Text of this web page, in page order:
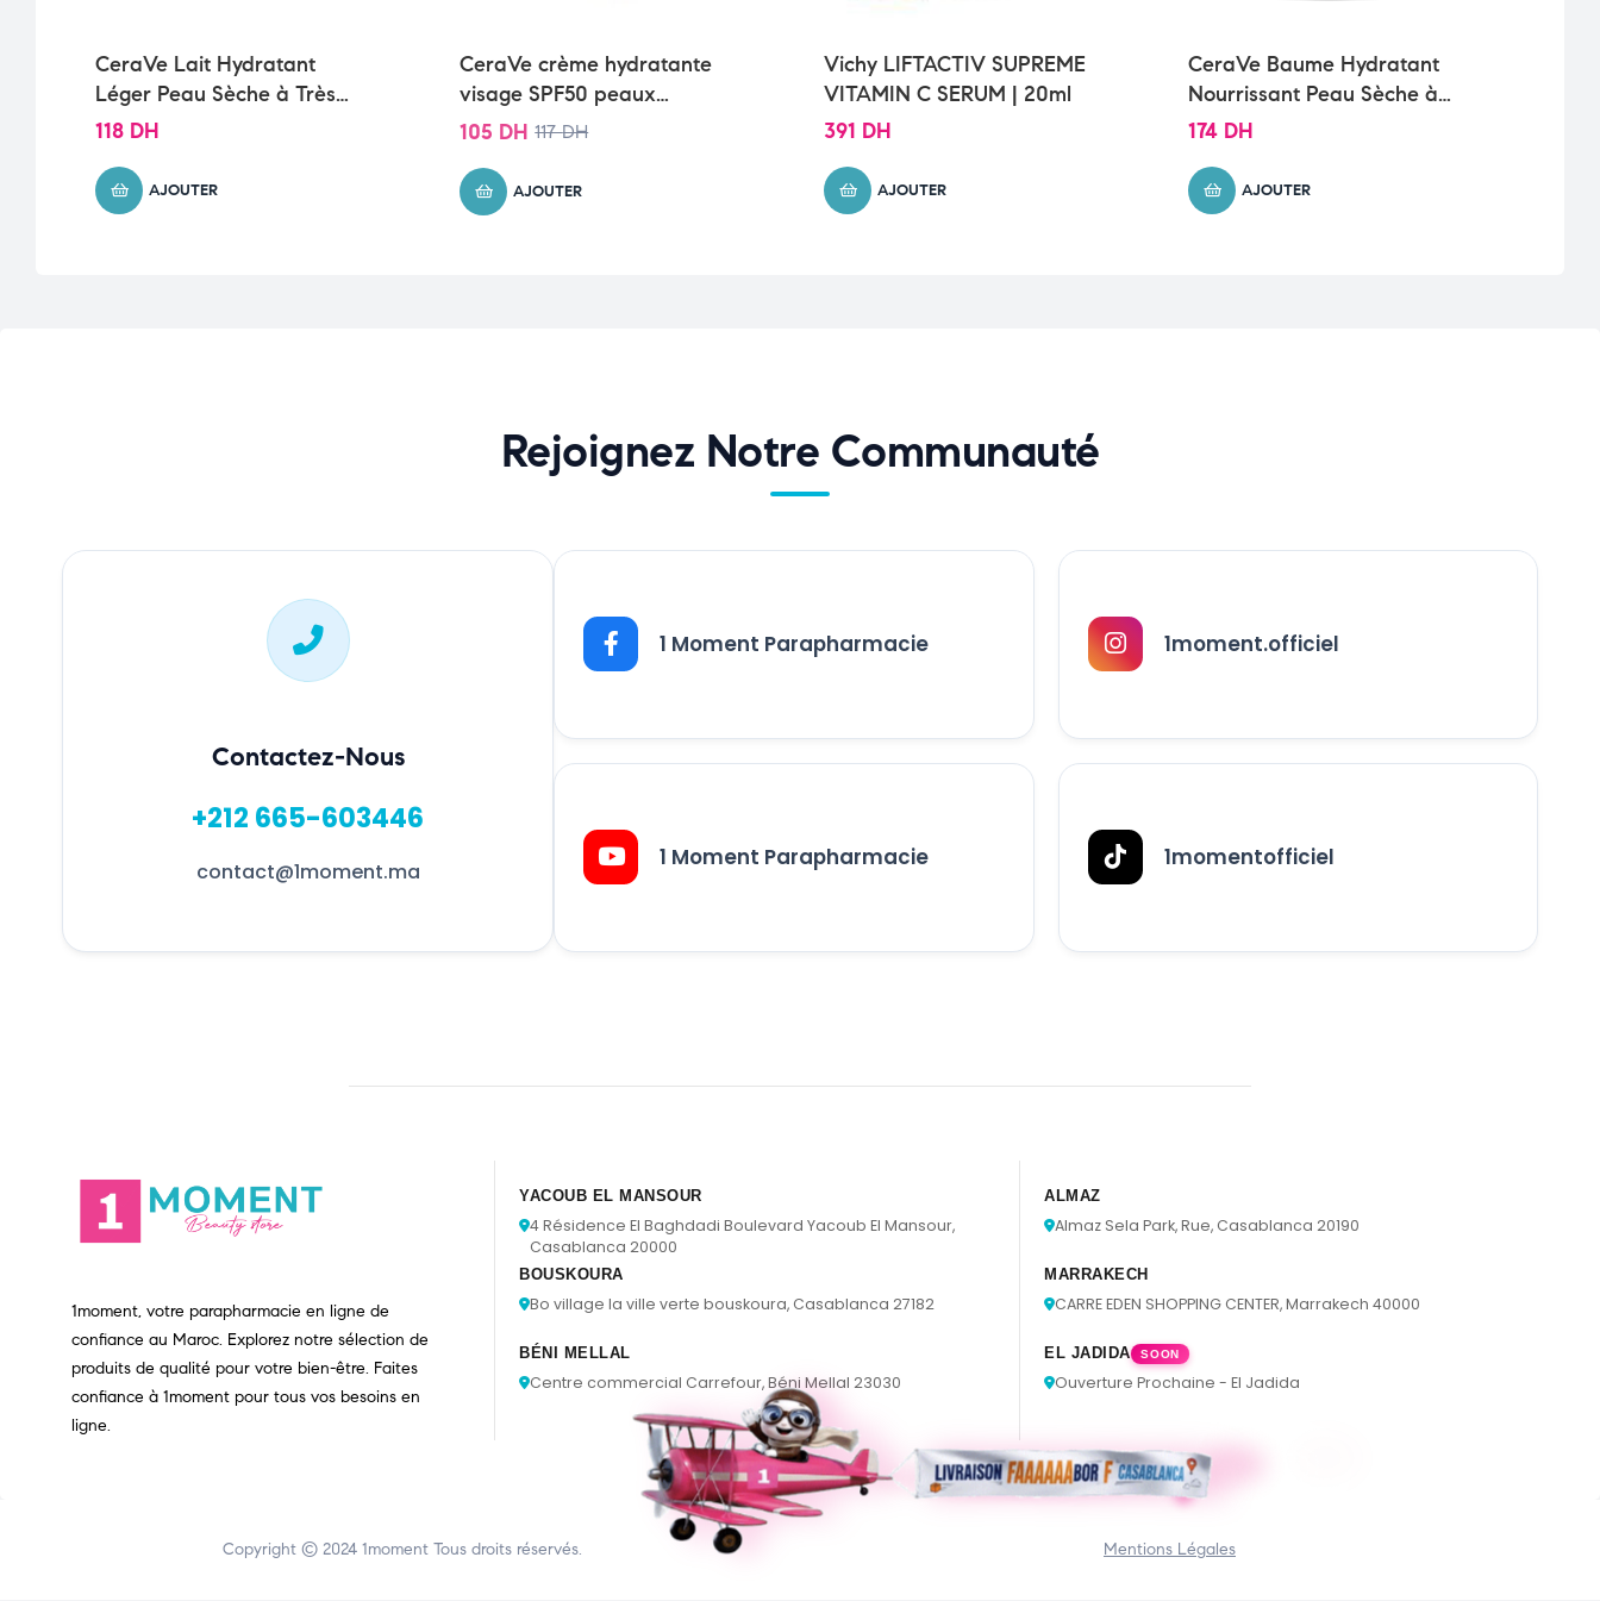
CeraVe Lait Hydratant
Léger Peau Sèche à Très
Sèche | 236ml
118 DH
AJOUTER
CeraVe crème hydratante
visage SPF50 peaux
normales à sèches | 52ml
117DH
105 DH
AJOUTER
Vichy LIFTACTIV SUPREME
VITAMIN C SERUM | 20ml
391 DH
AJOUTER
CeraVe Baume Hydratant
Nourrissant Peau Sèche à
Très Sèche | 454g
174 DH
AJOUTER
Rejoignez Notre Communauté
Contactez-Nous
+212 665-603446
contact@1moment.ma
1 Moment Parapharmacie 1moment.officiel
1 Moment Parapharmacie 1momentofficiel
1moment, votre parapharmacie en ligne de
confiance au Maroc. Explorez notre sélection de
produits de qualité pour votre bien-être. Faites
confiance à 1moment pour tous vos besoins en
ligne.
YACOUB EL MANSOUR
4 Résidence El Baghdadi Boulevard Yacoub El Mansour,
Casablanca 20000
BOUSKOURA
Bo village la ville verte bouskoura, Casablanca 27182
BÉNI MELLAL
Centre commercial Carrefour, Béni Mellal 23030
ALMAZ
Almaz Sela Park, Rue, Casablanca 20190
MARRAKECH
CARRE EDEN SHOPPING CENTER, Marrakech 40000
EL JADIDA SOON
Ouverture Prochaine - El Jadida
Copyright © 2024 1momentTous droits réservés. Mentions Légales